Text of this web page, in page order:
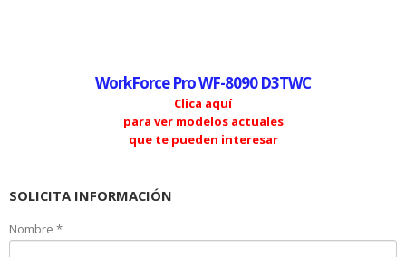
WorkForce Pro WF-8090 D3TWC
Clica aquí
para ver modelos actuales
que te pueden interesar
SOLICITA INFORMACIÓN
Nombre *